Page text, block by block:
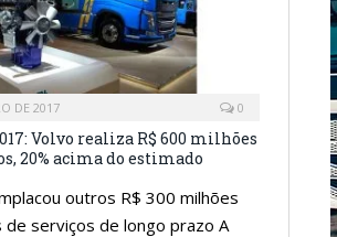
DE 2017 0
Volvo realiza R$ 600 milhões
20% acima do estimado
outros R$ 300 milhões
serviços de longo prazo A